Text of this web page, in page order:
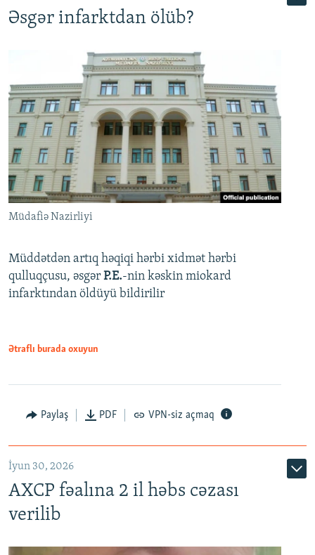
Əsgər infarktdan ölüb?
Müdafiə Nazirliyi
Müddətdən artıq həqiqi hərbi xidmət hərbi
qulluqçusu, əsgər P.E.-nin kəskin miokard
infarktından öldüyü bildirilir
Ətraflı burada oxuyun
Paylaş PDF VPN-siz açmaq
İyun 30, 2026
AXCP fəalına 2 il həbs cəzası
verilib